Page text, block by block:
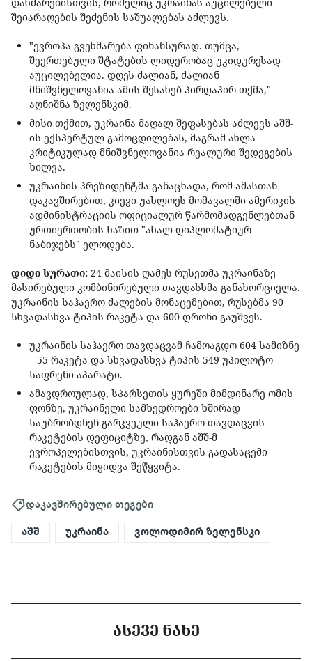
დახმარებისთვის, რომელიც უკრაინას აუცილებელი
შეიარაღების შეძენის საშუალებას აძლევს.
"ევროპა გვეხმარება ფინანსურად. თუმცა,
შეერთებული შტატების ლიდერობაც უკიდურესად
აუცილებელია. დღეს ძალიან, ძალიან
მნიშვნელოვანია ამის შესახებ პირდაპირ თქმა," -
აღნიშნა ზელენსკიმ.
მისი თქმით, უკრაინა მაღალ შეფასებას აძლევს აშშ-
ის ექსპერტულ გამოცდილებას, მაგრამ ახლა
კრიტიკულად მნიშვნელოვანია რეალური შედეგების
ხილვა.
უკრაინის პრეზიდენტმა განაცხადა, რომ ამასთან
დაკავშირებით, კიევი უახლოეს მომავალში ამერიკის
ადმინისტრაციის ოფიციალურ წარმომადგენლებთან
ურთიერთობის ხაზით "ახალ დიპლომატიურ
ნაბიჯებს" ელოდება.
დიდი სურათი: 24 მაისის ღამეს რუსეთმა უკრაინაზე
მასირებული კომბინირებული თავდასხმა განახორციელა.
უკრაინის საჰაერო ძალების მონაცემებით, რუსებმა 90
სხვადასხვა ტიპის რაკეტა და 600 დრონი გაუშვეს.
უკრაინის საჰაერო თავდაცვამ ჩამოაგდო 604 სამიზნე
– 55 რაკეტა და სხვადასხვა ტიპის 549 უპილოტო
საფრენი აპარატი.
ამავდროულად, სპარსეთის ყურეში მიმდინარე ომის
ფონზე, უკრაინელი სამხედროები ხშირად
საუბრობდნენ გარკვეული საჰაერო თავდაცვის
რაკეტების დეფიციტზე, რადგან აშშ-მ
ევროპელებისთვის, უკრაინისთვის გადასაცემი
რაკეტების მიყიდვა შეწყვიტა.
დაკავშირებული თეგები
აშშ უკრაინა ვოლოდიმირ ზელენსკი
ᲐᲡᲔᲕᲔ ᲜᲐᲮᲔ